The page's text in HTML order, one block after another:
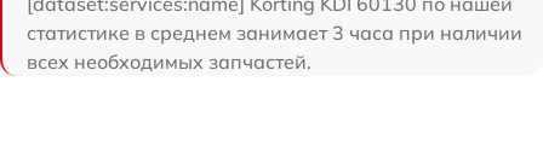
статистике в среднем занимает 3 часа при наличии
всех необходимых запчастей.